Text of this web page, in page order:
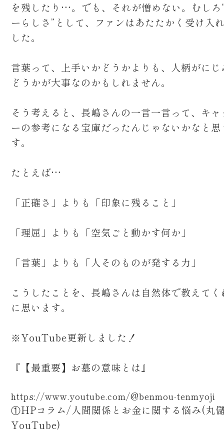
を残したり…。でも、それが憎めない。むしろ
ーらしさ”として、ファンはあたたかく受け入
した。
言葉って、上手いかどうかよりも、人柄がに
どうかが大事なのかもしれません。
そう考えると、長嶋さんの一言一言って、キ
ーの参考になる宝庫だったんじゃないかなと
す。
たとえば…
「正確さ」よりも「印象に残ること」
「理屈」よりも「空気ごと動かす何か」
「言葉」よりも「人そのものが発する力」
こうしたことを、長嶋さんは自然体で教えて
に思います。
※YouTube更新しました！
『【最重要】お墓の意味とは』
https://www.youtube.com/@benmou-tenmyoji
①HPコラム/人間関係とお金に関する悩み(丸
YouTube)